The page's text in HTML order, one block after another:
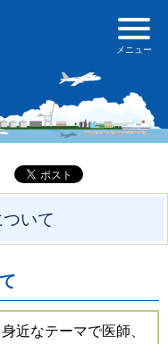
いて
近なテーマで医師、